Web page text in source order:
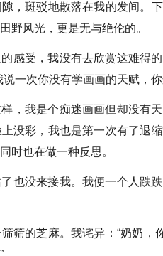
，斑驳地散落在我的发间。
野风光，更是无与绝伦的。
感受，我没有去欣赏这难得
一次你没有学画画的天赋，你
，我是个痴迷画画但却没有
没彩，我也是第一次有了退
时也在做一种反思。
也没来接我。我便一个人跌
筛的芝麻。我诧异：“奶奶，